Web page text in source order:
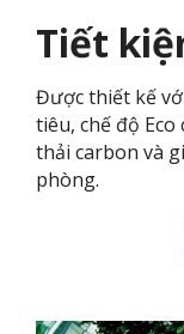
Tiết
Được thiết kế
tiêu, chế độ
thải carbon và
phòng.